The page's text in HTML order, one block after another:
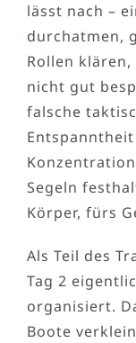
lässt nach –
durchatmen,
Rollen
nicht gut
falsche
Segeln
Körper, fürs
Als Teil des
Tag 2
organisiert.
Boote